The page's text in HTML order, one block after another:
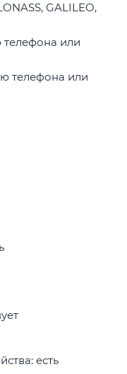
GALILEO,
или
телефона или
есть